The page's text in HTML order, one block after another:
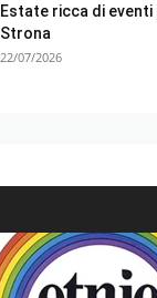
Estate ricca di
Strona
22/07/2026